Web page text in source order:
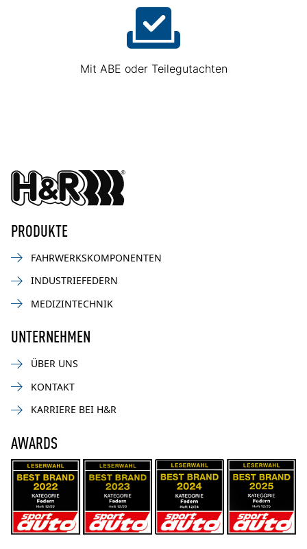
Mit ABE oder Teilegutachten
PRODUKTE
FAHRWERKSKOMPONENTEN
INDUSTRIEFEDERN
MEDIZINTECHNIK
UNTERNEHMEN
ÜBER UNS
KONTAKT
KARRIERE BEI H&R
AWARDS